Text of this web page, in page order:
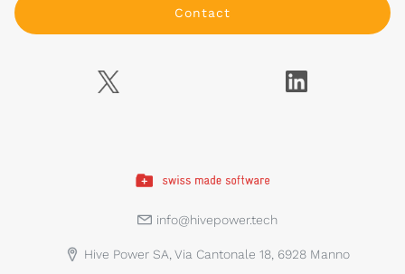
Contact
info@hivepower.tech
Hive Power SA, Via Cantonale 18, 6928 Manno